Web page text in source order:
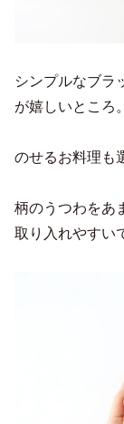
シンプルなブラ
が嬉しいところ。
のせるお料理も
柄のうつわをあ
取り入れやすい